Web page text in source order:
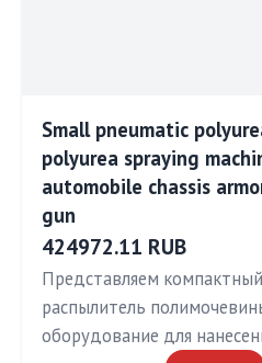
Small pneumatic
polyurea spraying
automobile chassis
gun
424972.11 RUB
Представляем
распылитель
оборудование для